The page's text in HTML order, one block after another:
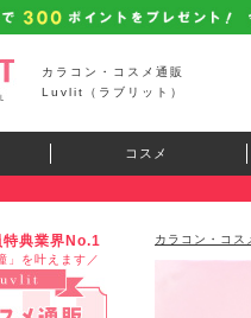
カラコン・コスメ通販
Luvlit（ラブリット）
コスメ
特典業界No.1
」を叶えます／
カラコン・コス